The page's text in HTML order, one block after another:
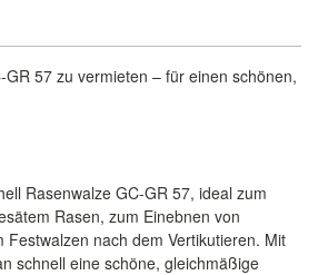
GR 57 zu vermieten – für einen schönen,
Rasenwalze GC-GR 57, ideal zum
Rasen, zum Einebnen von
Festwalzen nach dem Vertikutieren. Mit
schnell eine schöne, gleichmäßige